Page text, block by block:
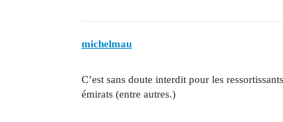
michelmau
C’est sans doute interdit pour les
émirats (entre autres.)